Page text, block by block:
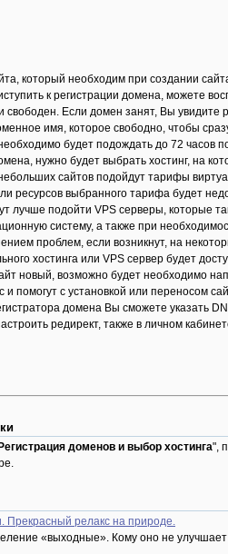
который необходим при создании
к регистрации домена, можете
свободен. Если домен занят, Вы
имя, которое свободно, чтобы
будет подождать до 72 часов
нужно будет выбрать хостинг, на
сайтов подойдут тарифы
ресурсов выбранного тарифа будет
лучше подойти VPS серверы, которые
систему, а также при
проблем, если возникнут, на
хостинга или VPS сервер будет
новый, возможно будет необходимо
и помогут с установкой или переносом
домена Вы сможете указать
редирект, также в личном
доменов и выбор хостинга",
Прекрасный релакс на природе.
«выходные». Кому оно не